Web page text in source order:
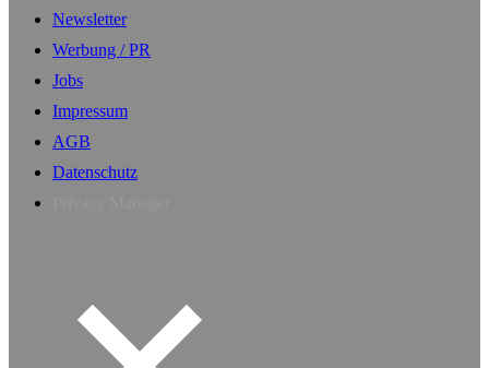
Newsletter
Werbung / PR
Jobs
Impressum
AGB
Datenschutz